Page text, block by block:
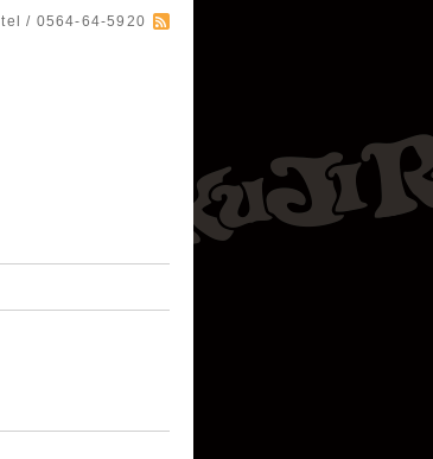
tel / 0564-64-5920